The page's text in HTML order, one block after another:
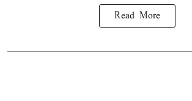
Read More